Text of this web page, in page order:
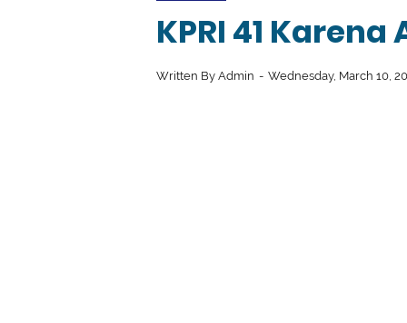
KPRI 41
Written By Admin Wednesday, March 10,